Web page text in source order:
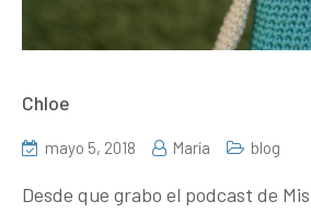
Chloe
mayo 5, 2018 María blog
Desde que grabo el podcast de